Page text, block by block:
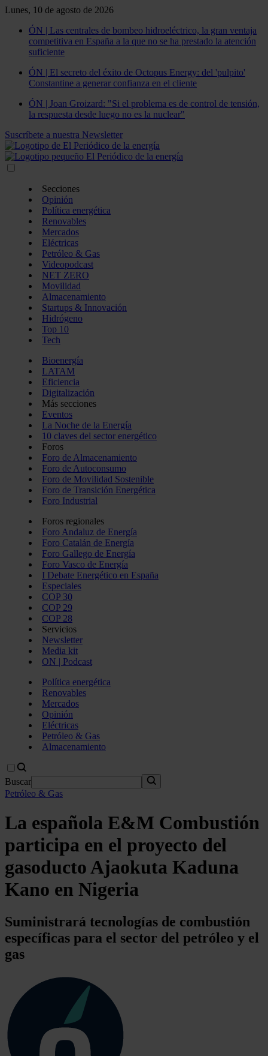
Lunes, 10 de agosto de 2026
ÓN | Las centrales de bombeo hidroeléctrico, la gran ventaja
competitiva en España a la que no se ha prestado la atención
suficiente
ÓN | El secreto del éxito de Octopus Energy: del 'pulpito'
Constantine a generar confianza en el cliente
ÓN | Joan Groizard: "Si el problema es de control de tensión,
la respuesta desde luego no es la nuclear"
Suscríbete a nuestra Newsletter
Secciones
Opinión
Política energética
Renovables
Mercados
Eléctricas
Petróleo & Gas
Videopodcast
NET ZERO
Movilidad
Almacenamiento
Startups & Innovación
Hidrógeno
Top 10
Tech
Bioenergía
LATAM
Eficiencia
Digitalización
Más secciones
Eventos
La Noche de la Energía
10 claves del sector energético
Foros
Foro de Almacenamiento
Foro de Autoconsumo
Foro de Movilidad Sostenible
Foro de Transición Energética
Foro Industrial
Foros regionales
Foro Andaluz de Energía
Foro Catalán de Energía
Foro Gallego de Energía
Foro Vasco de Energía
I Debate Energético en España
Especiales
COP 30
COP 29
COP 28
Servicios
Newsletter
Media kit
ON | Podcast
Política energética
Renovables
Mercados
Opinión
Eléctricas
Petróleo & Gas
Almacenamiento
Buscar
Petróleo & Gas
La española E&M Combustión
participa en el proyecto del
gasoducto Ajaokuta Kaduna
Kano en Nigeria
Suministrará tecnologías de combustión
específicas para el sector del petróleo y el
gas